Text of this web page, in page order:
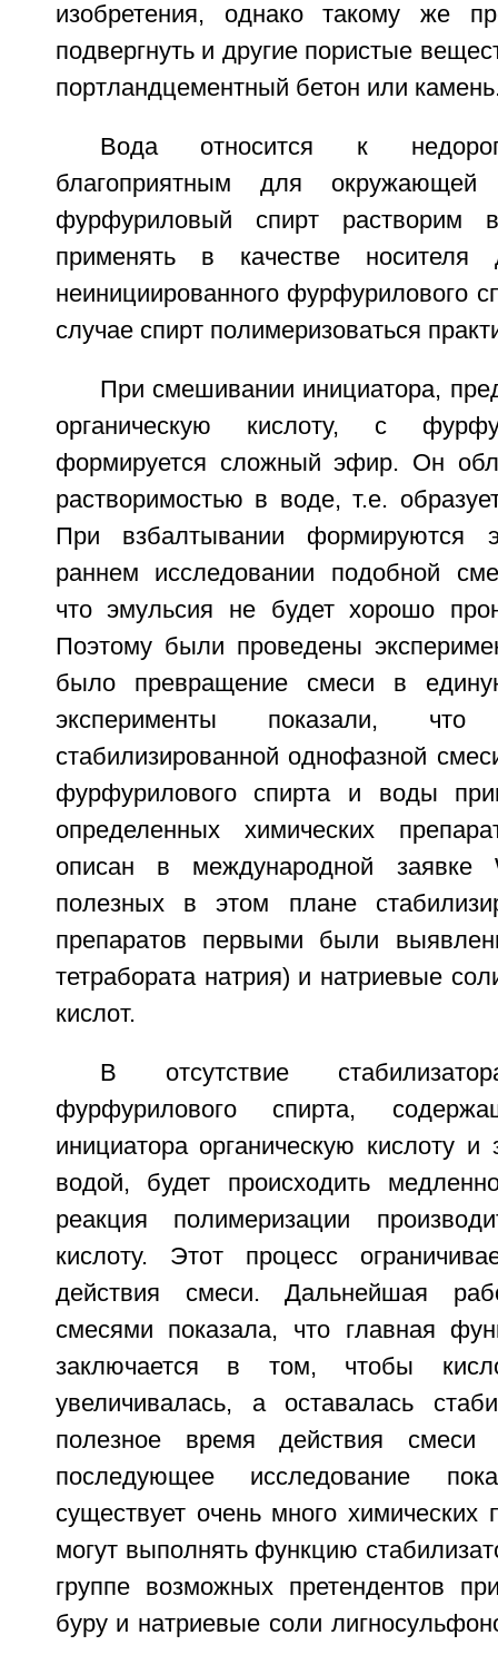
изобретения, однако такому же
подвергнуть и другие пористые
портландцементный бетон или
Вода относится к
благоприятным для окружающей
фурфуриловый спирт
применять в качестве носителя
неинициированного фурфурилового
случае спирт полимеризоваться
При смешивании инициатора,
органическую кислоту, с
формируется сложный эфир. Он
растворимостью в воде, т.е.
При взбалтывании формируются
раннем исследовании подобной
что эмульсия не будет хорошо
Поэтому были проведены
было превращение смеси в
эксперименты показали,
стабилизированной однофазной
фурфурилового спирта и воды
определенных химических
описан в международной заявке
полезных в этом плане
препаратов первыми были
тетрабората натрия) и натриевые
кислот.
В отсутствие
фурфурилового спирта,
инициатора органическую кислоту
водой, будет происходить
реакция полимеризации
кислоту. Этот процесс
действия смеси. Дальнейшая
смесями показала, что главная
заключается в том, чтобы
увеличивалась, а оставалась
полезное время действия смеси
последующее исследование
существует очень много химических
могут выполнять функцию
группе возможных претендентов
буру и натриевые соли